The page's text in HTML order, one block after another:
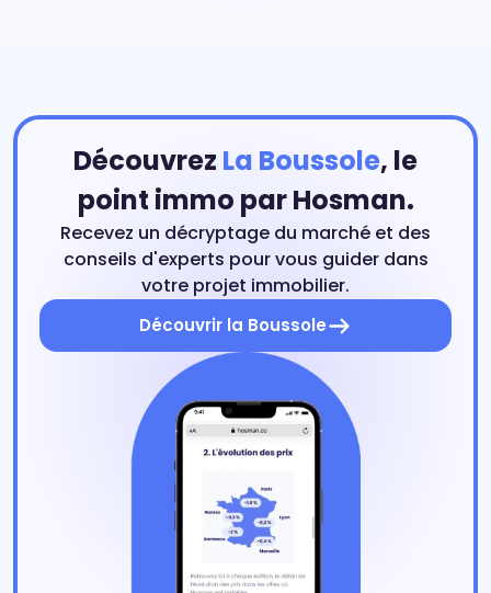
Découvrez La Boussole, le
point immo par Hosman.
Recevez un décryptage du marché et des
conseils d'experts pour vous guider dans
votre projet immobilier.
Découvrir la Boussole